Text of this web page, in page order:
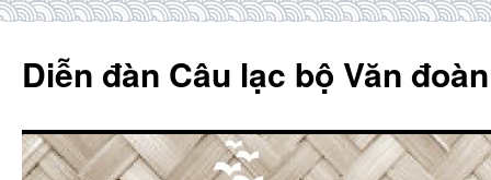
content
Diễn đàn Câu lạc bộ Văn